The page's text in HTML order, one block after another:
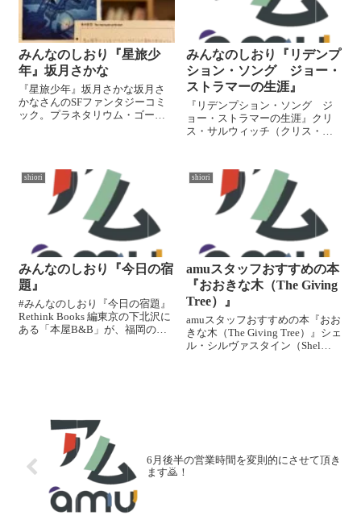
みんなのしおり『星旅少
年』坂月さかな
『星旅少年』坂月さかな坂月さ
かなさんのSFファンタジーコミ
ック。プラネタリウム・ゴース
どん世界観に引き込まれていき
ます。寝る...
みんなのしおり『リデンプ
ション・ソング ジョー・
ストラマーの生涯』
『リデンプション・ソング ジ
ョー・ストラマーの生涯』クリ
ス・サルウィッチ（クリス・セ
の先駆けとして、1970年代後半
から80年代初期に名を馳せた
「ザ・クラッシュ（The
Clash）」の...
shiori
みんなのしおり『今日の宿
題』
#みんなのしおり『今日の宿題』
Rethink Books 編東京の下北沢に
ある「本屋B&B」が、福岡の天
shiori
amuスタッフおすすめの本
『おおきな木（The Giving
Tree）』
amuスタッフおすすめの本『おお
きな木（The Giving Tree）』シェ
ル・シルヴァスタイン（Shel
6月後半の営業時間を変則的にさせて頂き
ます🙇！